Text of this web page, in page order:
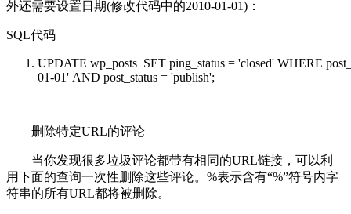
外还需要设置日期(修改代码中的2010-01-01)：
SQL代码
UPDATE wp_posts SET ping_status = 'closed' WHERE
01-01' AND post_status = 'publish';
删除特定URL的评论
当你发现很多垃圾评论都带有相同的URL链接，可以利
用下面的查询一次性删除这些评论。%表示含有“%”符号内字
符串的所有URL都将被删除。